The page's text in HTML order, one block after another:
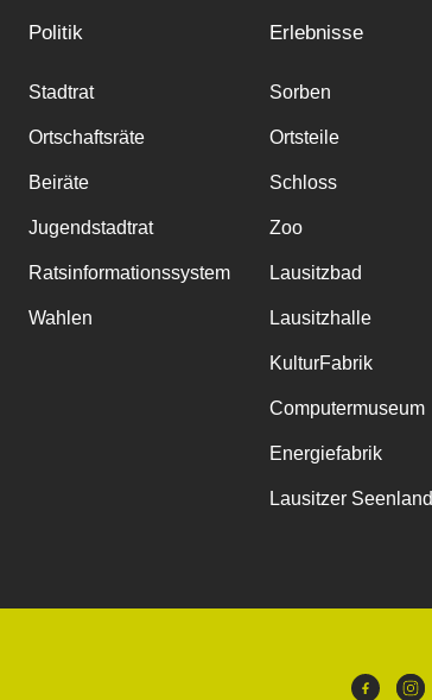
Politik
Stadtrat
Ortschaftsräte
Beiräte
Jugendstadtrat
Ratsinformationssystem
Wahlen
Erlebnisse
Sorben
Ortsteile
Schloss
Zoo
Lausitzbad
Lausitzhalle
KulturFabrik
Computermuseum
Energiefabrik
Lausitzer Seenland